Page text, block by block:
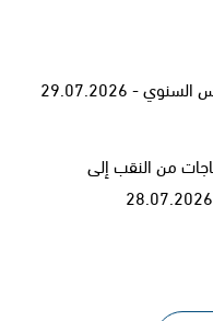
- 29.07.2026
من النقب إلى